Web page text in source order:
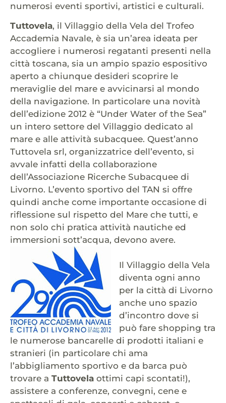
numerosi eventi sportivi, artistici e culturali.
Tuttovela, il Villaggio della Vela del Trofeo
Accademia Navale, è sia un’area ideata per
accogliere i numerosi regatanti presenti nella
città toscana, sia un ampio spazio espositivo
aperto a chiunque desideri scoprire le
meraviglie del mare e avvicinarsi al mondo
della navigazione. In particolare una novità
dell’edizione 2012 è “Under Water of the Sea”
un intero settore del Villaggio dedicato al
mare e alle attività subacquee. Quest’anno
Tuttovela srl, organizzatrice dell’evento, si
avvale infatti della collaborazione
dell’Associazione Ricerche Subacquee di
Livorno. L’evento sportivo del TAN si offre
quindi anche come importante occasione di
riflessione sul rispetto del Mare che tutti, e
non solo chi pratica attività nautiche ed
immersioni sott’acqua, devono avere.
Il Villaggio della Vela
diventa ogni anno
per la città di Livorno
anche uno spazio
d’incontro dove si
può fare shopping tra
le numerose bancarelle di prodotti italiani e
stranieri (in particolare chi ama
l’abbigliamento sportivo e da barca può
trovare a Tuttovela ottimi capi scontati!),
assistere a conferenze, convegni, cene e